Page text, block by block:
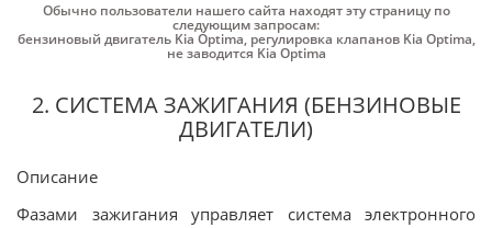
Обычно пользователи нашего сайта находят эту страницу по
следующим запросам:
бензиновый двигатель Kia Optima, регулировка клапанов Kia Optima,
не заводится Kia Optima
2. СИСТЕМА ЗАЖИГАНИЯ (БЕНЗИНОВЫЕ
ДВИГАТЕЛИ)
Описание
Фазами зажигания управляет система электронного